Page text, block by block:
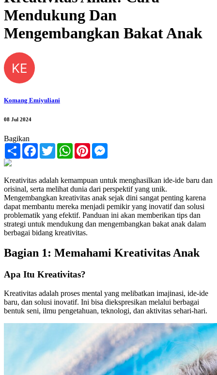
Mendukung Dan
Mengembangkan Bakat Anak
KE
Komang Emiyuliani
08 Jul 2024
Bagikan
Share FacebookTwitterWhatsApp
Pinterest
Kreativitas adalah kemampuan untuk menghasilkan ide-ide baru dan
orisinal, serta melihat dunia dari perspektif yang unik.
Mengembangkan kreativitas anak sejak dini sangat penting karena
dapat membantu mereka menjadi pemikir yang inovatif dan solusi
problematik yang efektif. Panduan ini akan memberikan tips dan
strategi untuk mendukung dan mengembangkan bakat anak dalam
berbagai bidang kreativitas.
Bagian 1: Memahami Kreativitas Anak
Apa Itu Kreativitas?
Kreativitas adalah proses mental yang melibatkan imajinasi, ide-ide
baru, dan solusi inovatif. Ini bisa diekspresikan melalui berbagai
bentuk seni, ilmu pengetahuan, teknologi, dan aktivitas sehari-hari.